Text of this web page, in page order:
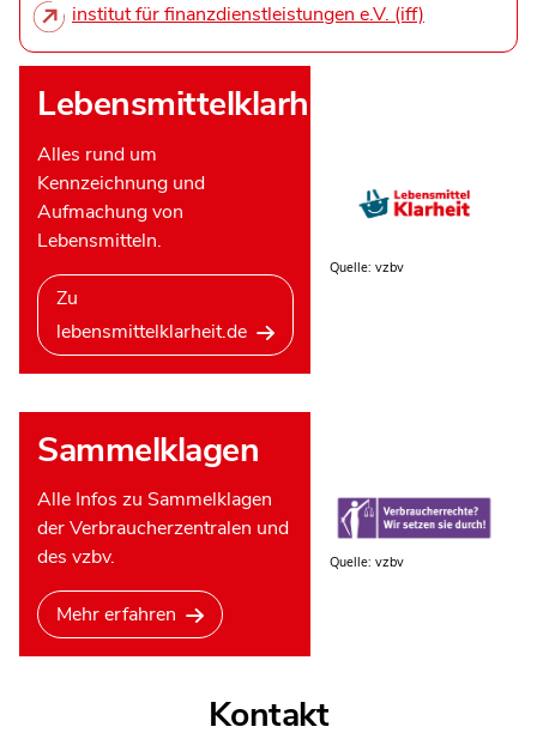
institut für finanzdienstleistungen e.V. (iff)
Lebensmittelklarheit
Alles rund um
Kennzeichnung und
Aufmachung von
Lebensmitteln.
Zu
lebensmittelklarheit.de
Quelle: vzbv
Sammelklagen
Alle Infos zu Sammelklagen
der Verbraucherzentralen und
des vzbv.
Mehr erfahren
Quelle: vzbv
Kontakt